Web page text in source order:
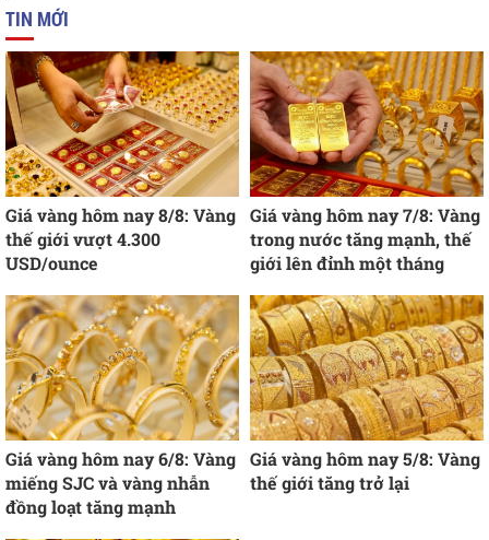
TIN MỚI
Giá vàng hôm nay 8/8: Vàng
thế giới vượt 4.300
USD/ounce
Giá vàng hôm nay 7/8: Vàng
trong nước tăng mạnh, thế
giới lên đỉnh một tháng
Giá vàng hôm nay 6/8: Vàng
miếng SJC và vàng nhẫn
đồng loạt tăng mạnh
Giá vàng hôm nay 5/8: Vàng
thế giới tăng trở lại